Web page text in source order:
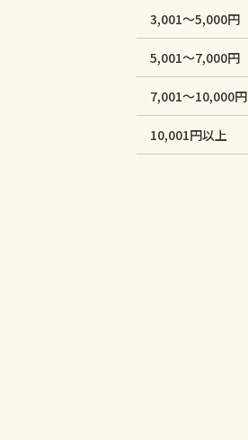
3,001～5,000円
5,001～7,000円
7,001～10,000円
10,001円以上